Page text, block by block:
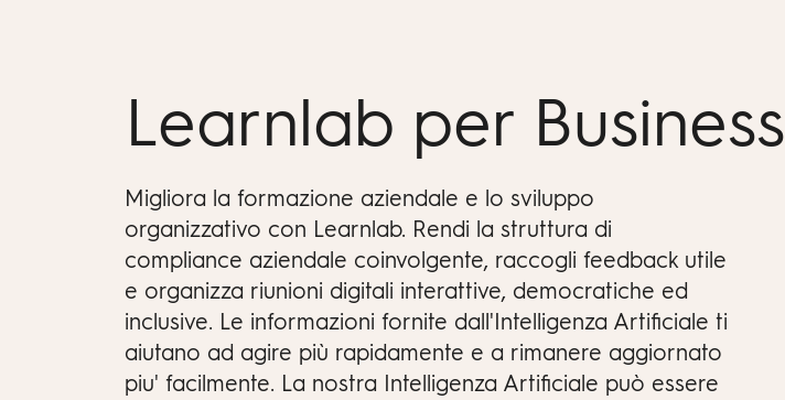
Learnlab per Business
Migliora la formazione aziendale e lo sviluppo
organizzativo con Learnlab. Rendi la struttura di
compliance aziendale coinvolgente, raccogli feedback utile
e organizza riunioni digitali interattive, democratiche ed
inclusive. Le informazioni fornite dall'Intelligenza Artificiale ti
aiutano ad agire più rapidamente e a rimanere aggiornato
piu' facilmente. La nostra Intelligenza Artificiale può essere